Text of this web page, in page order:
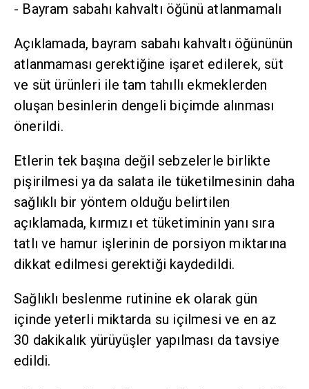
- Bayram sabahı kahvaltı öğünü atlanmamalı
Açıklamada, bayram sabahı kahvaltı öğününün
atlanmaması gerektiğine işaret edilerek, süt
ve süt ürünleri ile tam tahıllı ekmeklerden
oluşan besinlerin dengeli biçimde alınması
önerildi.
Etlerin tek başına değil sebzelerle birlikte
pişirilmesi ya da salata ile tüketilmesinin daha
sağlıklı bir yöntem olduğu belirtilen
açıklamada, kırmızı et tüketiminin yanı sıra
tatlı ve hamur işlerinin de porsiyon miktarına
dikkat edilmesi gerektiği kaydedildi.
Sağlıklı beslenme rutinine ek olarak gün
içinde yeterli miktarda su içilmesi ve en az
30 dakikalık yürüyüşler yapılması da tavsiye
edildi.